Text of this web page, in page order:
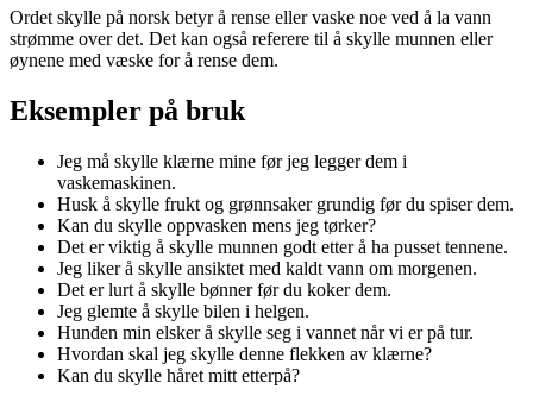
Ordet skylle på norsk betyr å rense eller vaske noe ved å la vann
strømme over det. Det kan også referere til å skylle munnen eller
øynene med væske for å rense dem.
Eksempler på bruk
Jeg må skylle klærne mine før jeg legger dem i
vaskemaskinen.
Husk å skylle frukt og grønnsaker grundig før du spiser dem.
Kan du skylle oppvasken mens jeg tørker?
Det er viktig å skylle munnen godt etter å ha pusset tennene.
Jeg liker å skylle ansiktet med kaldt vann om morgenen.
Det er lurt å skylle bønner før du koker dem.
Jeg glemte å skylle bilen i helgen.
Hunden min elsker å skylle seg i vannet når vi er på tur.
Hvordan skal jeg skylle denne flekken av klærne?
Kan du skylle håret mitt etterpå?